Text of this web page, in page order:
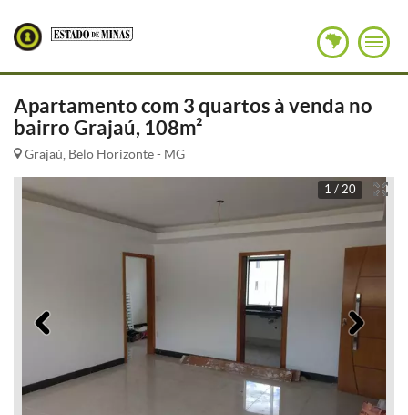
Apartamento com 3 quartos à venda no
bairro Grajaú, 108m²
Grajaú, Belo Horizonte - MG
1 / 20